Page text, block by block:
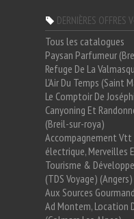
DERNIÈRES OFFRES
Tous les catalogues
Paysan Parfumeur
Refuge De La
L'Air Du Temps (Saint
Le Comptoir De
Canyoning Et
(Breil-sur-roya)
Accompagnement Vtt
électrique, Merveilles
Tourisme &
(TDS Voyage) (Angers)
Aux Sources
Ad Montem, Location